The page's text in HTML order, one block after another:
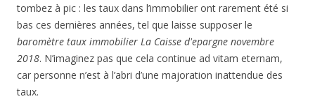
tombez à pic : les taux dans l’immobilier ont rarement été si
bas ces dernières années, tel que laisse supposer le
baromètre taux immobilier La Caisse d'epargne novembre
2018. N’imaginez pas que cela continue ad vitam eternam,
car personne n’est à l’abri d’une majoration inattendue des
taux.